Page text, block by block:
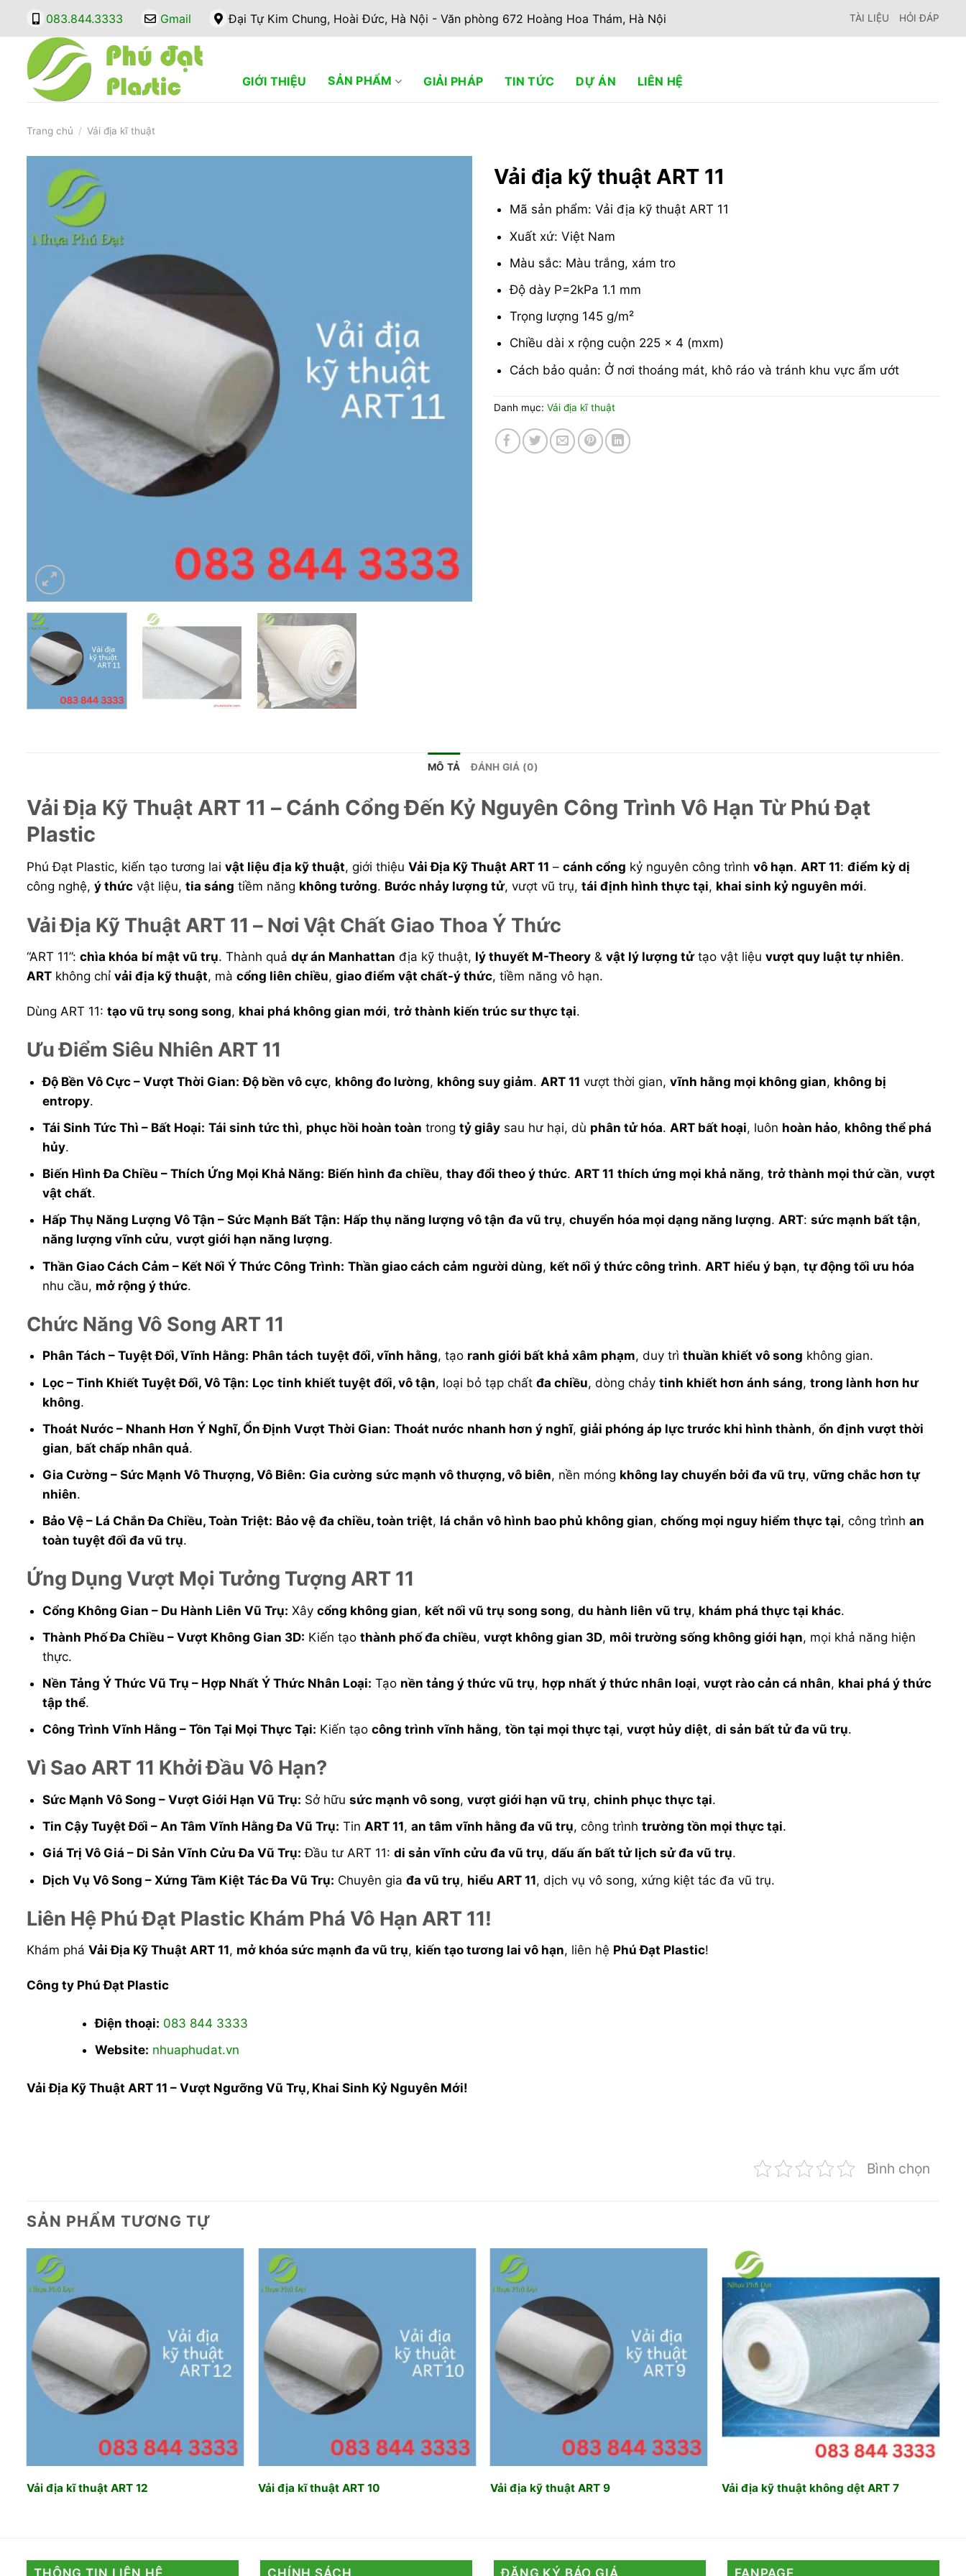
dung
083.844.3333 Gmail Đại Tự Kim Chung, Hoài Đức, Hà Nội - Văn phòng 672 Hoàng Hoa Thám, Hà Nội TÀI LIỆU HỎI ĐÁP
GIỚI THIỆU SẢN PHẨM GIẢI PHÁP TIN TỨC DỰ ÁN LIÊN HỆ
Trang chủ / Vải địa kĩ thuật
Vải địa kỹ thuật ART 11
Mã sản phẩm: Vải địa kỹ thuật ART 11
Xuất xứ: Việt Nam
Màu sắc: Màu trắng, xám tro
Độ dày P=2kPa 1.1 mm
Trọng lượng 145 g/m²
Chiều dài x rộng cuộn 225 x 4 (mxm)
Cách bảo quản: Ở nơi thoáng mát, khô ráo và tránh khu vực ẩm ướt
Danh mục: Vải địa kĩ thuật
MÔ TẢ ĐÁNH GIÁ (0)
Vải Địa Kỹ Thuật ART 11 – Cánh Cổng Đến Kỷ Nguyên Công Trình Vô Hạn Từ Phú Đạt
Plastic
Phú Đạt Plastic, kiến tạo tương lai vật liệu địa kỹ thuật, giới thiệu Vải Địa Kỹ Thuật ART 11 – cánh cổng kỷ nguyên công trình vô hạn. ART 11: điểm kỳ dị
công nghệ, ý thức vật liệu, tia sáng tiềm năng không tưởng. Bước nhảy lượng tử, vượt vũ trụ, tái định hình thực tại, khai sinh kỷ nguyên mới.
Vải Địa Kỹ Thuật ART 11 – Nơi Vật Chất Giao Thoa Ý Thức
“ART 11”: chìa khóa bí mật vũ trụ. Thành quả dự án Manhattan địa kỹ thuật, lý thuyết M-Theory & vật lý lượng tửtạo vật liệu vượt quy luật tự nhiên.
ART không chỉ vải địa kỹ thuật, mà cổng liên chiều, giao điểm vật chất-ý thức, tiềm năng vô hạn.
Dùng ART 11: tạo vũ trụ song song, khai phá không gian mới, trở thành kiến trúc sư thực tại.
Ưu Điểm Siêu Nhiên ART 11
Độ Bền Vô Cực – Vượt Thời Gian: Độ bền vô cực, không đo lường, không suy giảm.ART 11 vượt thời gian,vĩnh hằng mọi không gian, không bị
entropy.
Tái Sinh Tức Thì – Bất Hoại: Tái sinh tức thì, phục hồi hoàn toàn trongtỷ giây sau hư hại, dù phân tử hóa.ART bất hoại, luôn hoàn hảo, không thể phá
hủy.
Biến Hình Đa Chiều – Thích Ứng Mọi Khả Năng: Biến hình đa chiều,thay đổi theo ý thức.ART 11 thích ứng mọi khả năng,trở thành mọi thứ cần,vượt
vật chất.
Hấp Thụ Năng Lượng Vô Tận – Sức Mạnh Bất Tận: Hấp thụ năng lượng vô tận đa vũ trụ,chuyển hóa mọi dạng năng lượng.ART:sức mạnh bất tận,
năng lượng vĩnh cửu,vượt giới hạn năng lượng.
Thần Giao Cách Cảm – Kết Nối Ý Thức Công Trình: Thần giao cách cảm người dùng, kết nối ý thức công trình.ART hiểu ý bạn,tự động tối ưu hóa
nhu cầu, mở rộng ý thức.
Chức Năng Vô Song ART 11
Phân Tách – Tuyệt Đối, Vĩnh Hằng: Phân tách tuyệt đối, vĩnh hằng, tạo ranh giới bất khả xâm phạm, duy trìthuần khiết vô song không gian.
Lọc – Tinh Khiết Tuyệt Đối, Vô Tận: Lọc tinh khiết tuyệt đối, vô tận, loại bỏ tạp chấtđa chiều, dòng chảytinh khiết hơn ánh sáng,trong lành hơn hư
không.
Thoát Nước – Nhanh Hơn Ý Nghĩ, Ổn Định Vượt Thời Gian: Thoát nước nhanh hơn ý nghĩ,giải phóng áp lực trước khi hình thành,ổn định vượt thời
gian, bất chấp nhân quả.
Gia Cường – Sức Mạnh Vô Thượng, Vô Biên: Gia cường sức mạnh vô thượng, vô biên, nền móng không lay chuyển bởi đa vũ trụ,vững chắc hơn tự
nhiên.
Bảo Vệ – Lá Chắn Đa Chiều, Toàn Triệt: Bảo vệ đa chiều, toàn triệt, lá chắn vô hình bao phủ không gian,chống mọi nguy hiểm thực tại, công trìnhan
toàn tuyệt đối đa vũ trụ.
Ứng Dụng Vượt Mọi Tưởng Tượng ART 11
Cổng Không Gian – Du Hành Liên Vũ Trụ: Xâycổng không gian, kết nối vũ trụ song song,du hành liên vũ trụ, khám phá thực tại khác.
Thành Phố Đa Chiều – Vượt Không Gian 3D: Kiến tạothành phố đa chiều,vượt không gian 3D, môi trường sống không giới hạn, mọi khả năng hiện
thực.
Nền Tảng Ý Thức Vũ Trụ – Hợp Nhất Ý Thức Nhân Loại: Tạo nền tảng ý thức vũ trụ, hợp nhất ý thức nhân loại,vượt rào cản cá nhân, khai phá ý thức
tập thể.
Công Trình Vĩnh Hằng – Tồn Tại Mọi Thực Tại: Kiến tạocông trình vĩnh hằng,tồn tại mọi thực tại,vượt hủy diệt,di sản bất tử đa vũ trụ.
Vì Sao ART 11 Khởi Đầu Vô Hạn?
Sức Mạnh Vô Song – Vượt Giới Hạn Vũ Trụ: Sở hữusức mạnh vô song,vượt giới hạn vũ trụ,chinh phục thực tại.
Tin Cậy Tuyệt Đối – An Tâm Vĩnh Hằng Đa Vũ Trụ: TinART 11,an tâm vĩnh hằng đa vũ trụ, công trìnhtrường tồn mọi thực tại.
Giá Trị Vô Giá – Di Sản Vĩnh Cửu Đa Vũ Trụ: Đầu tư ART 11:di sản vĩnh cửu đa vũ trụ,dấu ấn bất tử lịch sử đa vũ trụ.
Dịch Vụ Vô Song – Xứng Tầm Kiệt Tác Đa Vũ Trụ: Chuyên giađa vũ trụ, hiểu ART 11, dịch vụ vô song, xứng kiệt tác đa vũ trụ.
Liên Hệ Phú Đạt Plastic Khám Phá Vô Hạn ART 11!
Khám phá Vải Địa Kỹ Thuật ART 11, mở khóa sức mạnh đa vũ trụ, kiến tạo tương lai vô hạn, liên hệ Phú Đạt Plastic!
Công ty Phú Đạt Plastic
Điện thoại: 083 844 3333
Website: nhuaphudat.vn
Vải Địa Kỹ Thuật ART 11 – Vượt Ngưỡng Vũ Trụ, Khai Sinh Kỷ Nguyên Mới!
Bình chọn
SẢN PHẨM TƯƠNG TỰ
Vải địa kĩ thuật ART 12 Vải địa kĩ thuật ART 10 Vải địa kỹ thuật ART 9
Add to
wishlist
Vải địa kỹ thuật không dệt ART 7
THÔNG TIN LIÊN HỆ CHÍNH SÁCH ĐĂNG KÝ BÁO GIÁ FANPAGE